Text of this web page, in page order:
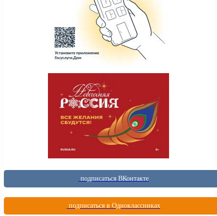
подписаться ВКонтакте
подписаться в Одноклассниках